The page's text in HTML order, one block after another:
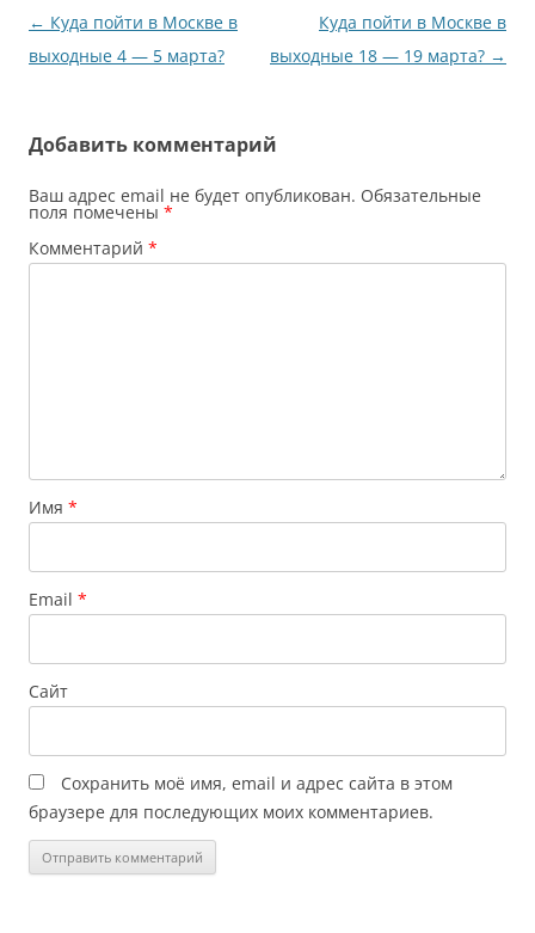
Навигация
по
← Куда пойти в Москве в
выходные 4 — 5 марта?
Куда пойти в Москве в
выходные 18 — 19 марта? →
Добавить комментарий
Ваш адрес email не будет опубликован. Обязательные
поля помечены *
Комментарий *
Имя *
Email *
Сайт
Сохранить моё имя, email и адрес сайта в этом
браузере для последующих моих комментариев.